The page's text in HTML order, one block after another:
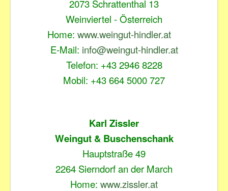
2073 Schrattenthal 13
Weinviertel - Österreich
Home: www.weingut-hindler.at
E-Mail: info@weingut-hindler.at
Telefon: +43 2946 8228
Mobil: +43 664 5000 727
Karl Zissler
Weingut & Buschenschank
Hauptstraße 49
2264 Sierndorf an der March
Home: www.zissler.at